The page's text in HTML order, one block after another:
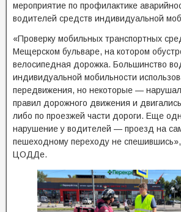
мероприятие по профилактике
водителей средств индивидуальной
«Проверку мобильных транспортных
Мещерском бульваре, на котором
велосипедная дорожка. Большинство
индивидуальной мобильности
передвижения, но некоторые —
правил дорожного движения и
либо по проезжей части дороги. Еще
нарушение у водителей — проезд на
пешеходному переходу не
ЦОДДе.